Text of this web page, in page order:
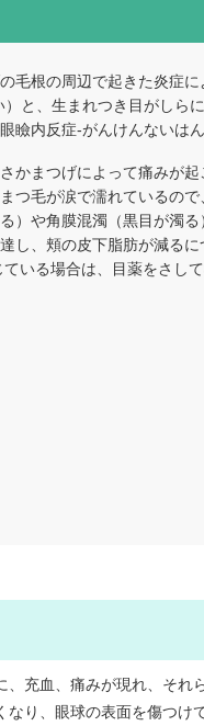
毛根の周辺で起きた炎症
と、生まれつき目がし
瞼内反症-がんけんないは
かまつげによって痛みが
つ毛が涙で濡れているの
）や角膜混濁（黒目が濁
し、頬の皮下脂肪が減る
いる場合は、目薬をさして
、充血、痛みが現れ、それ
り、眼球の表面を傷つけ